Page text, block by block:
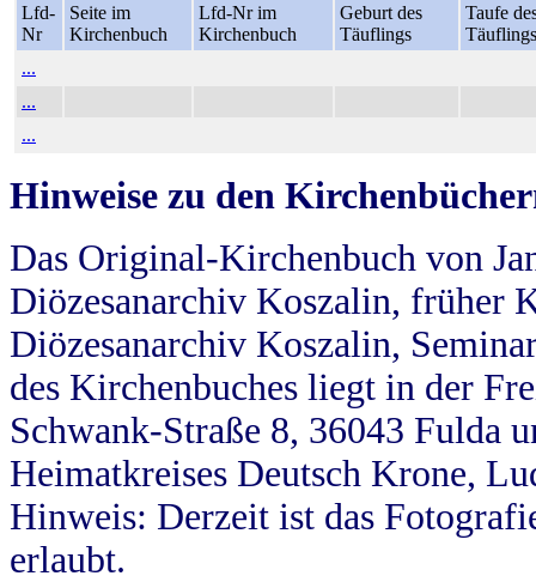
Lfd-
Nr
Seite im
Kirchenbuch
Lfd-Nr im
Kirchenbuch
Geburt des
Täuflings
Taufe
Täuflings
...
...
...
Hinweise zu den
Das Original-Kirchenbuch von
Diözesanarchiv Koszalin, früher
Diözesanarchiv Koszalin,
des Kirchenbuches liegt in der
Schwank-Straße 8, 36043 Fulda
Heimatkreises Deutsch Krone,
Hinweis: Derzeit ist das
erlaubt.